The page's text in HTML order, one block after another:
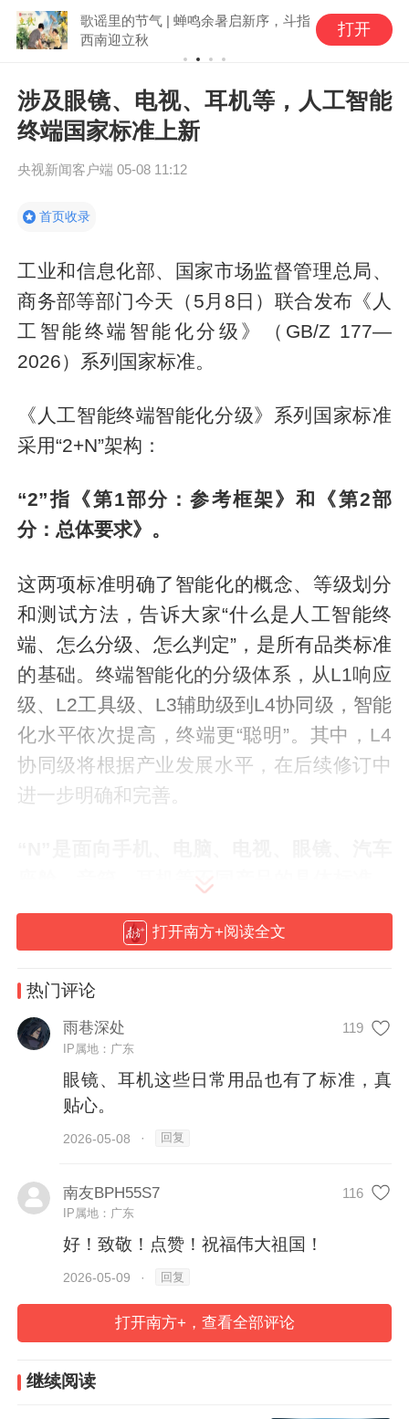
歌谣里的节气 | 蝉鸣余暑启新序，斗指
西南迎立秋
打开
涉及眼镜、电视、耳机等，人工智能
终端国家标准上新
央视新闻客户端05-08 11:12
首页收录
工业和信息化部、国家市场监督管理总局、
商务部等部门今天（5月8日）联合发布《人
工智能终端智能化分级》（GB/Z 177—
2026）系列国家标准。
《人工智能终端智能化分级》系列国家标准
采用“2+N”架构：
“2”指《第1部分：参考框架》和《第2部
分：总体要求》。
这两项标准明确了智能化的概念、等级划分
和测试方法，告诉大家“什么是人工智能终
端、怎么分级、怎么判定”，是所有品类标准
的基础。终端智能化的分级体系，从L1响应
级、L2工具级、L3辅助级到L4协同级，智能
化水平依次提高，终端更“聪明”。其中，L4
协同级将根据产业发展水平，在后续修订中
进一步明确和完善。
座舱、音箱、耳机等不同产品的具体标准。
首批标准包括7个品类，后续将推进其他品
类标准研制。
《标准》涉及移动终端、微型计算机、电
视、眼镜、汽车座舱、音箱、耳机等多种智
能终端产品。
分享到：
打开南方+阅读全文
热门评论
雨巷深处 119
IP属地：广东
眼镜、耳机这些日常用品也有了标准，真
贴心。
2026-05-08 · 回复
南友BPH55S7 116
IP属地：广东
好！致敬！点赞！祝福伟大祖国！
2026-05-09 · 回复
打开南方+，查看全部评论
继续阅读